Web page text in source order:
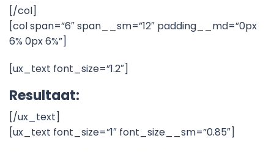
[/col]
[col span=”6″ span__sm=”12″ padding__md=”0px
6% 0px 6%”]
[ux_text font_size=”1.2″]
Resultaat:
[/ux_text]
[ux_text font_size=”1″ font_size__sm=”0.85″]